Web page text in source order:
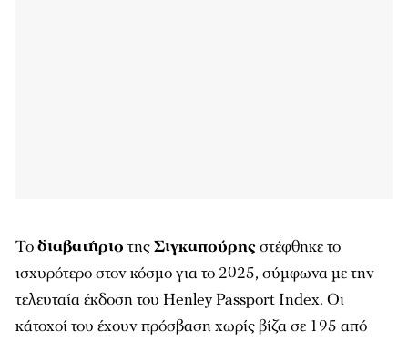
Τοδιαβατήριο τηςΣιγκαπούρηςστέφθηκε το
ισχυρότερο στον κόσμο για το 2025, σύμφωνα με την
τελευταία έκδοση του Henley Passport Index. Οι
κάτοχοί του έχουν πρόσβαση χωρίς βίζα σε 195 από